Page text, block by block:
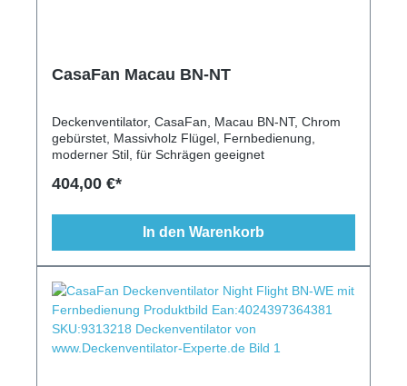
CasaFan Macau BN-NT
Deckenventilator, CasaFan, Macau BN-NT, Chrom
gebürstet, Massivholz Flügel, Fernbedienung,
moderner Stil, für Schrägen geeignet
404,00 €*
In den Warenkorb